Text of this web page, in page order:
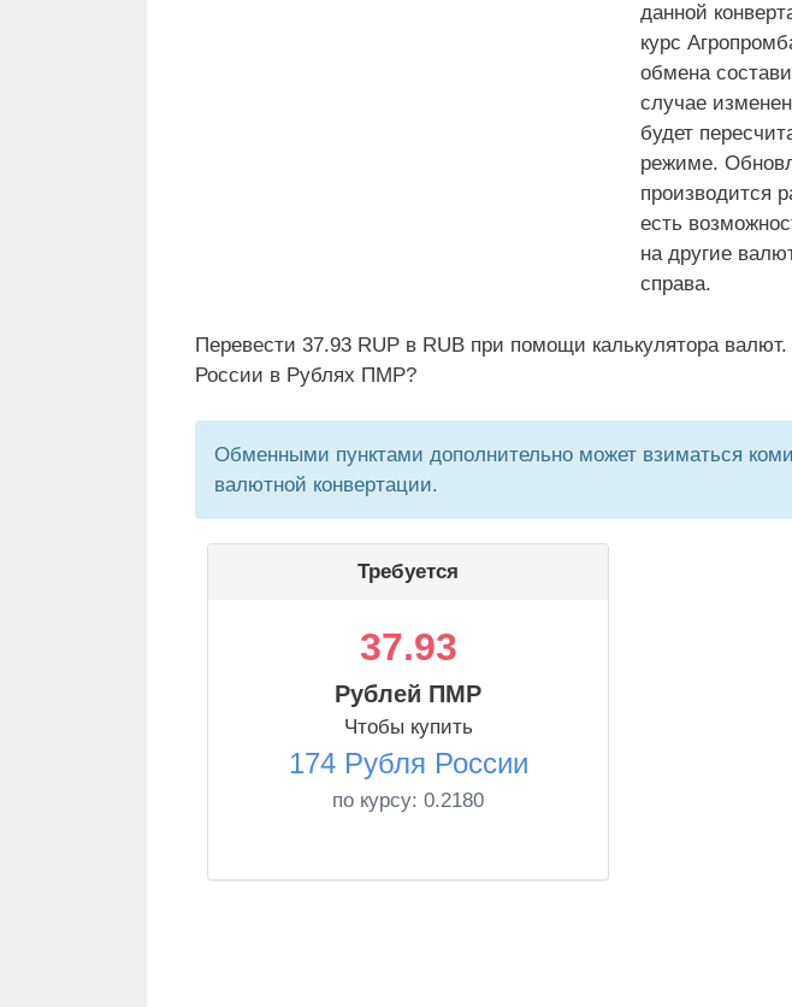
данной
курс
обмена
случае
будет
режиме.
производится
есть
на другие
справа.
Перевести 37.93 RUP в RUB при помощи калькулятора
России в Рублях ПМР?
Обменными пунктами дополнительно может взиматься
валютной конвертации.
Требуется
37.93
Рублей ПМР
Чтобы купить
174 Рубля России
по курсу: 0.2180